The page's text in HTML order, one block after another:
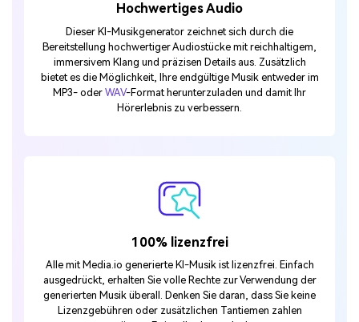
Hochwertiges Audio
Dieser KI-Musikgenerator zeichnet sich durch die
Bereitstellung hochwertiger Audiostücke mit reichhaltigem,
immersivem Klang und präzisen Details aus. Zusätzlich
bietet es die Möglichkeit, Ihre endgültige Musik entweder im
MP3- oder WAV-Format herunterzuladen und damit Ihr
Hörerlebnis zu verbessern.
100% lizenzfrei
Alle mit Media.io generierte KI-Musik ist lizenzfrei. Einfach
ausgedrückt, erhalten Sie volle Rechte zur Verwendung der
generierten Musik überall. Denken Sie daran, dass Sie keine
Lizenzgebühren oder zusätzlichen Tantiemen zahlen